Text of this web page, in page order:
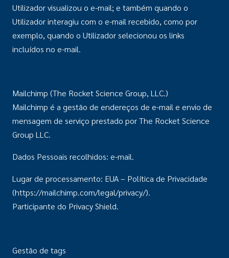
Utilizador visualizou o e-mail; e também quando o
Utilizador interagiu com o e-mail recebido, como por
exemplo, quando o Utilizador selecionou os links
incluídos no e-mail.
Mailchimp (The Rocket Science Group, LLC.)
Mailchimp é a gestão de endereços de e-mail e envio de
mensagem de serviço prestado por The Rocket Science
Group LLC.
Dados Pessoais recolhidos: e-mail.
Lugar de processamento: EUA – Política de Privacidade
(https://mailchimp.com/legal/privacy/).
Participante do Privacy Shield.
Gestão de tags